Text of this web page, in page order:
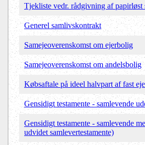
Tjekliste vedr. rådgivning af papirløst
Generel samlivskontrakt
Samejeoverenskomst om ejerbolig
Samejeoverenskomst om andelsbolig
Købsaftale på ideel halvpart af fast
Gensidigt testamente - samlevende
Gensidigt testamente - samlevende
udvidet samlevertestamente)